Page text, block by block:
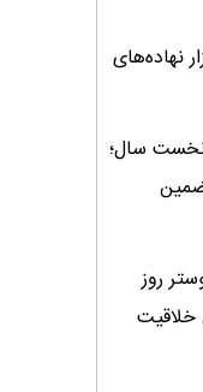
نهاده‌های
ماهه نخست سال؛
روز
خلاقیت